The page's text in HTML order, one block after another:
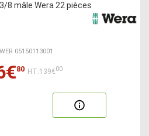
8 mâle Wera 22 pièces
05150113001
80 HT:139€00